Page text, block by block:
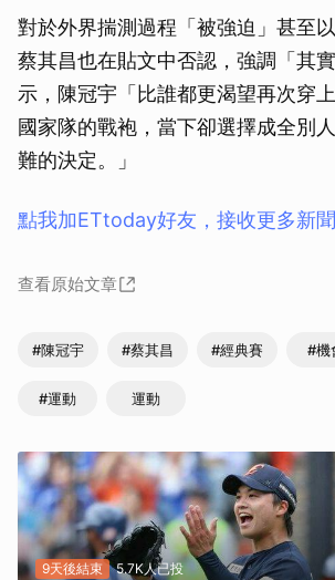
對於外界揣測過程「被強迫」甚至
蔡其昌也在貼文中否認，強調「其
示，陳冠宇「比誰都更渴望再次穿
國家隊的戰袍，當下卻選擇成全別
難的決定。」
點我加ETtoday好友，接收更多新聞
查看原始文章
#陳冠宇 #蔡其昌 #經典賽 #機
#運動 運動
9天後結束 5.7K人已投